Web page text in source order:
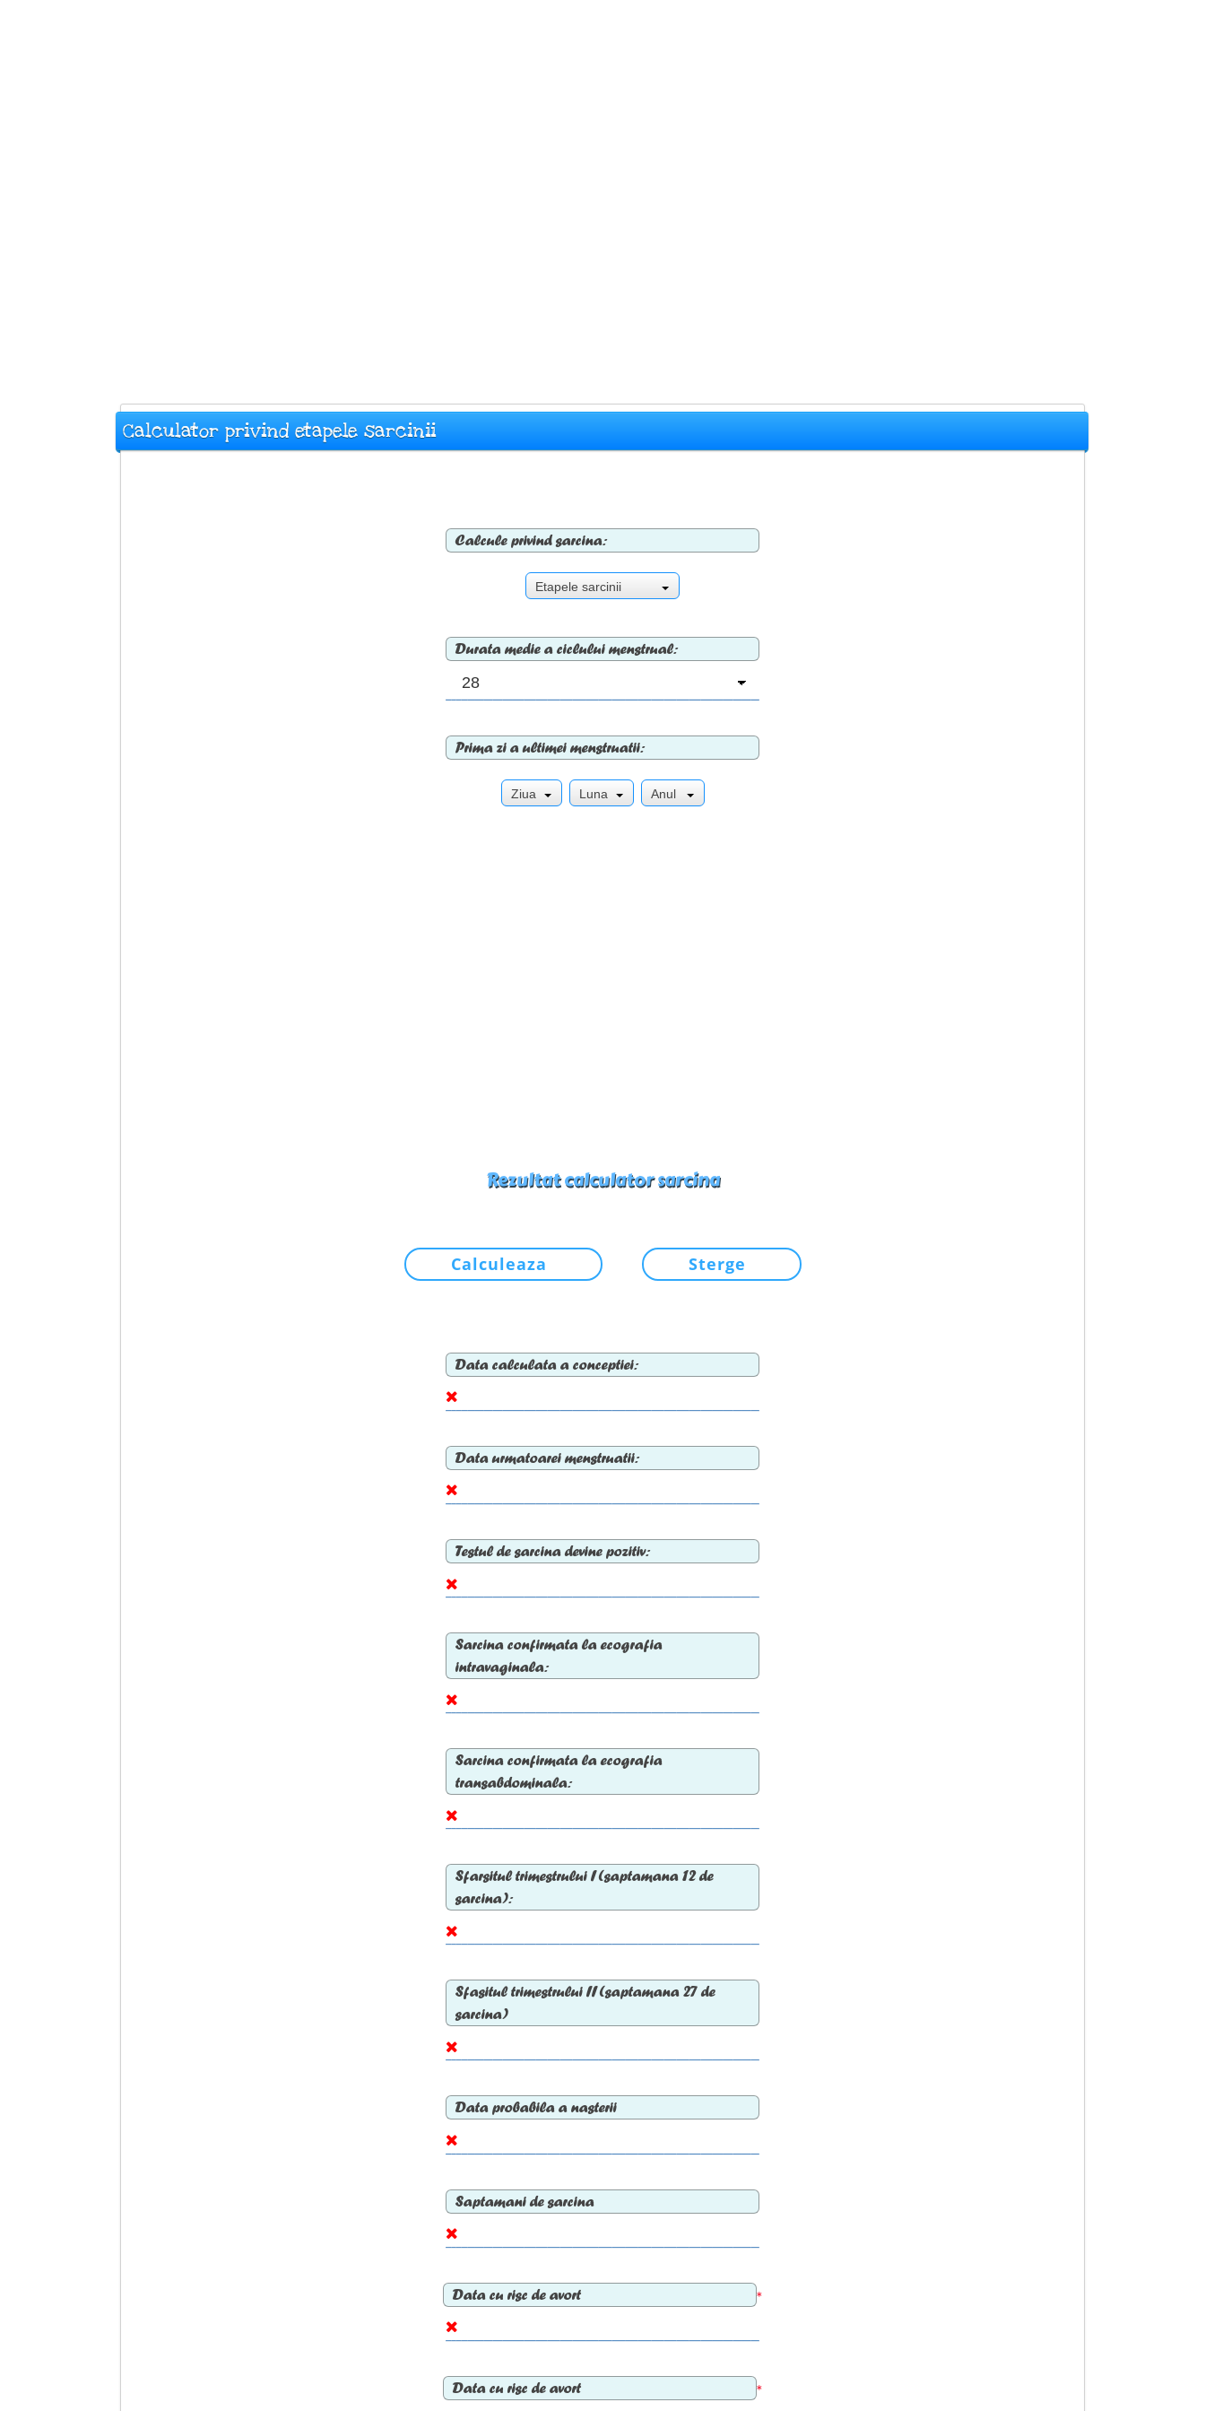
Calculator privind etapele sarcinii
Calcule privind sarcina:
Etapele sarcinii
Durata medie a ciclului menstrual:
Prima zi a ultimei menstruatii:
Ziua Luna Anul
Rezultat calculator sarcina
Calculeaza Sterge
Data calculata a conceptiei:
Data urmatoarei menstruatii:
Testul de sarcina devine pozitiv:
Sarcina confirmata la ecografia
intravaginala:
Sarcina confirmata la ecografia
transabdominala:
Sfarsitul trimestrului I (saptamana 12 de
sarcina):
Sfasitul trimestrului II (saptamana 27 de
sarcina)
Data probabila a nasterii
Saptamani de sarcina
Data cu risc de avort *
Data cu risc de avort *